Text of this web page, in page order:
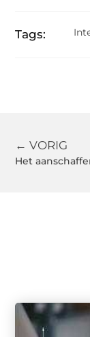
Tags:
← VORIG
Het